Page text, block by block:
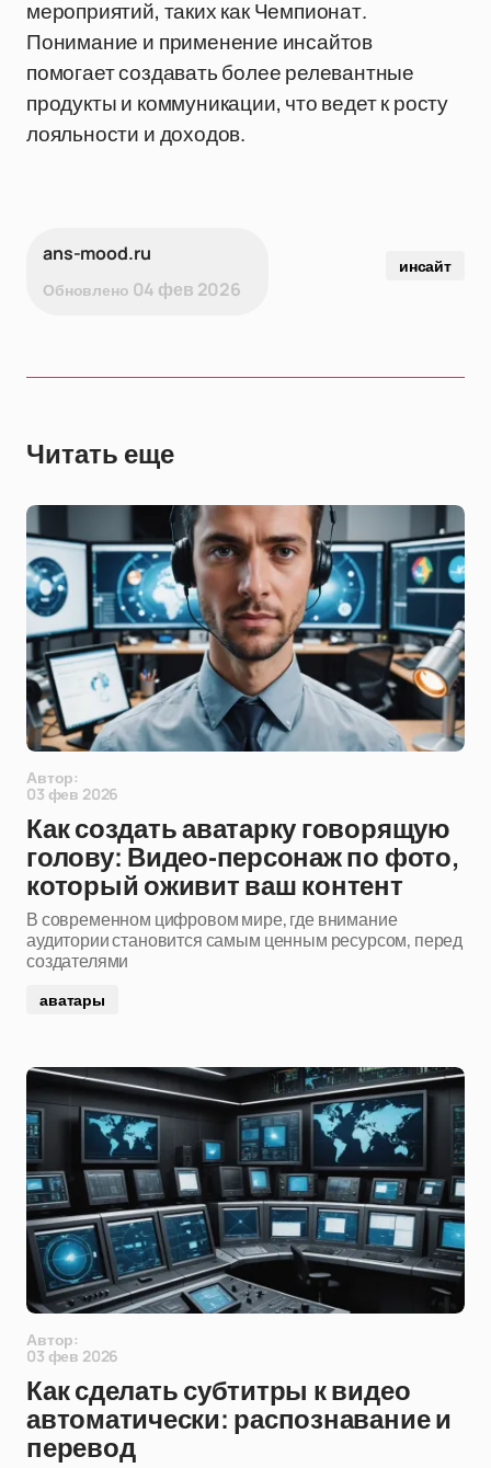
мероприятий, таких как Чемпионат.
Понимание и применение инсайтов
помогает создавать более релевантные
продукты и коммуникации, что ведет к росту
лояльности и доходов.
ans-mood.ru
Обновлено 04 фев 2026
инсайт
Читать еще
Автор:
03 фев 2026
Как создать аватарку говорящую
голову: Видео-персонаж по фото,
который оживит ваш контент
В современном цифровом мире, где внимание
аудитории становится самым ценным ресурсом, перед
создателями
аватары
Автор:
03 фев 2026
Как сделать субтитры к видео
автоматически: распознавание и
перевод